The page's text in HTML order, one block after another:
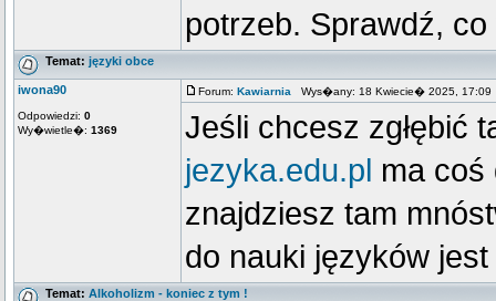
potrzeb. Sprawdź,
Temat: języki obce
iwona90
Odpowiedzi: 0
Wy�wietle�: 1369
Forum: Kawiarnia Wys�any: 18 Kwiecie� 2025,
Jeśli chcesz zgłębić
jezyka.edu.pl ma coś
znajdziesz tam
do nauki języków
Temat: Alkoholizm - koniec z tym !